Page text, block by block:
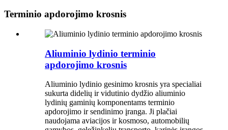
Terminio apdorojimo krosnis
Aliuminio lydinio terminio
apdorojimo krosnis
Aliuminio lydinio gesinimo krosnis yra specialiai
sukurta didelių ir vidutinio dydžio aliuminio
lydinių gaminių komponentams terminio
apdorojimo ir sendinimo įranga. Ji plačiai
naudojama aviacijos ir kosmoso, automobilių